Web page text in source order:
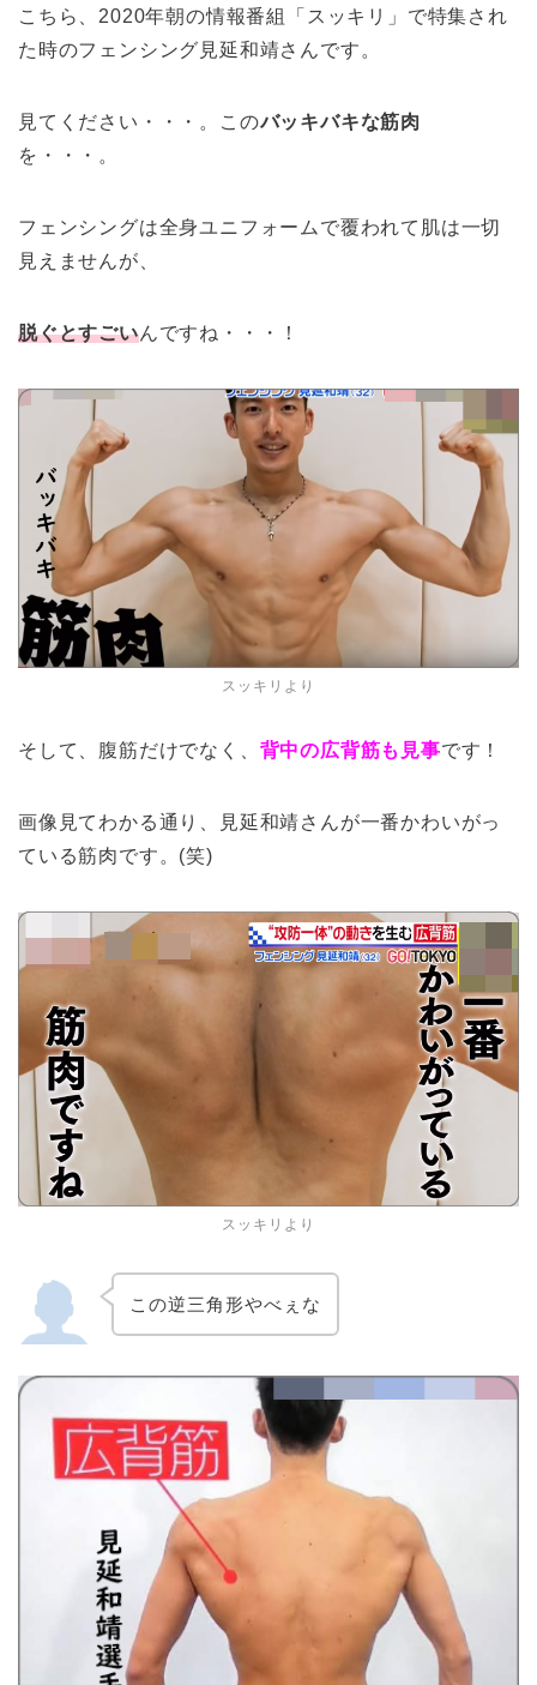
こちら、2020年朝の情報番組「スッキリ」で特集され
た時のフェンシング見延和靖さんです。
見てください・・・。このバッキバキな筋肉
を・・・。
フェンシングは全身ユニフォームで覆われて肌は一切
見えませんが、
脱ぐとすごいんですね・・・！
スッキリより
そして、腹筋だけでなく、 背中の広背筋も見事です！
画像見てわかる通り、見延和靖さんが一番かわいがっ
ている筋肉です。(笑)
スッキリより
この逆三角形やべぇな